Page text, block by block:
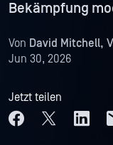
Bekämpfung
Von David Mitchell,
Jun 30, 2026
Jetzt teilen